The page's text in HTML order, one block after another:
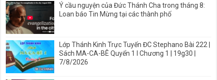
Ý cầu nguyện của Đức Thánh Cha trong tháng 8:
Loan báo Tin Mừng tại các thành phố
Lớp Thánh Kinh Trực Tuyến ĐC Stephano Bài 222 |
Sách MA-CA-BÊ Quyển 1 I Chương 1 | 19g30 |
7/8/2026